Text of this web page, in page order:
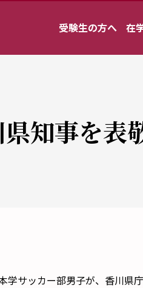
受験生の方へ 在
知事を表
サッカー部男子が、香川県